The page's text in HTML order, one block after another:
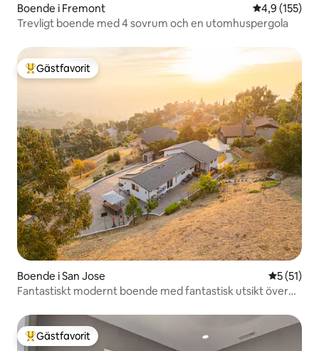
Boende i Fremont 4,9 av 5 i
4,9 (155)
Trevligt boende med 4 sovrum och en utomhuspergola
Populär gästfavorit
Gästfavorit
Boende i San Jose 5 av 5 i
5 (51)
Fantastiskt modernt boende med fantastisk utsikt över
Populär gästfavorit
Gästfavorit